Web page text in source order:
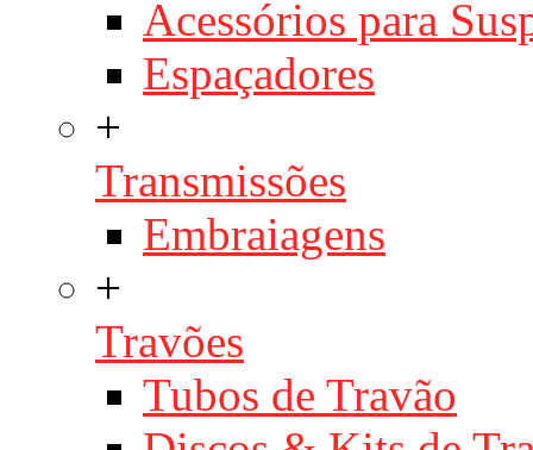
Acessórios para
Espaçadores
+
Transmissões
Embraiagens
+
Travões
Tubos de Travão